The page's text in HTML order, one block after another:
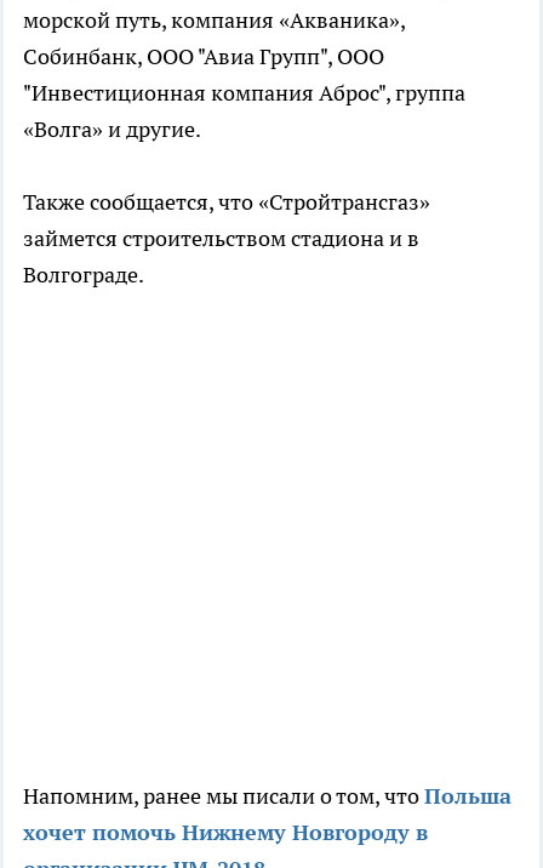
морской путь, компания «Акваника»,
Собинбанк, ООО "Авиа Групп", ООО
"Инвестиционная компания Аброс", группа
«Волга» и другие.
Также сообщается, что «Стройтрансгаз»
займется строительством стадиона и в
Волгограде.
Напомним, ранее мы писали о том, чтоПольша
хочет помочь Нижнему Новгороду в